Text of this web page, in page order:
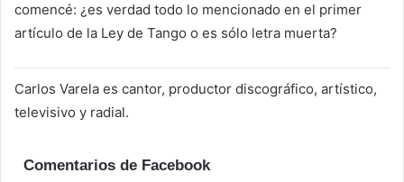
comencé: ¿es verdad todo lo mencionado en el primer
artículo de la Ley de Tango o es sólo letra muerta?
Carlos Varela es cantor, productor discográfico, artístico,
televisivo y radial.
Comentarios de Facebook